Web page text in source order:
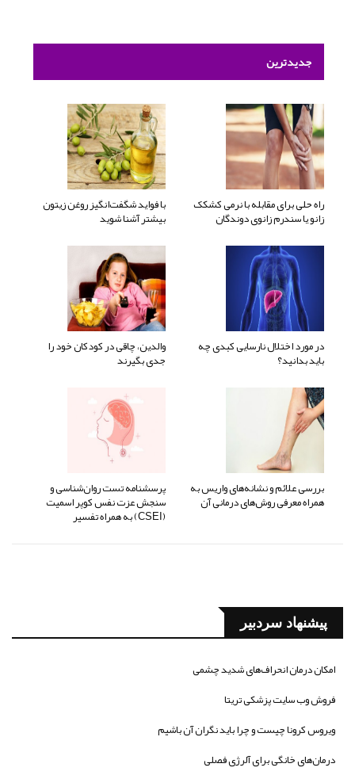
جدیدترین
راه حلی برای مقابله با نرمی کشکک
زانو یا سندرم زانوی دوندگان
با فواید شگفت‌انگیز روغن زیتون
بیشتر آشنا شوید
در مورد اختلال نارسایی کبدی چه
باید بدانید؟
والدین، چاقی در کودکان خود را
جدی بگیرند
بررسی علائم و نشانه‌های واریس به
همراه معرفی روش‌های درمانی آن
پرسشنامه تست روان‌شناسی و
سنجش عزت نفس کوپر اسمیت
(CSEI) به همراه تفسیر
پیشنهاد سردبیر
امکان درمان انحراف‌های شدید چشمی
فروش وب سایت پزشکی تریتا
ویروس کرونا چیست و چرا باید نگران آن باشیم
درمان‌های خانگی برای آلرژی فصلی